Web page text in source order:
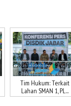
Tim Hukum: Terkait
Lahan SMAN 1, PL...